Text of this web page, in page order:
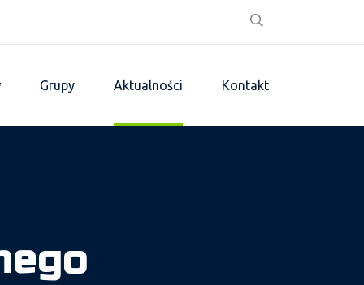
Grupy Aktualności Kontakt